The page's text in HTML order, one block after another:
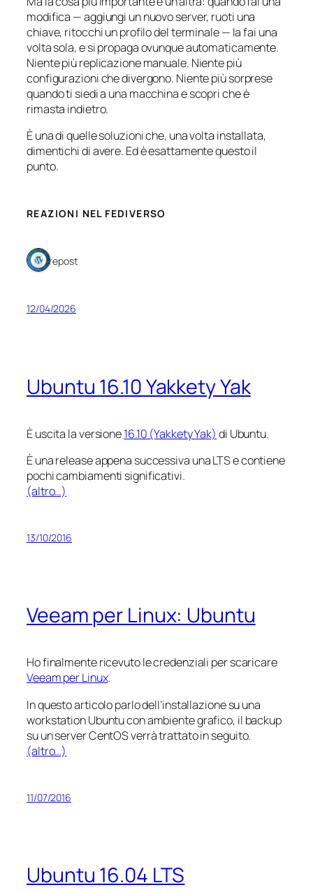
modifica — aggiungi un nuovo server, ruoti una
chiave, ritocchi un profilo del terminale — la fai una
volta sola, e si propaga ovunque automaticamente.
Niente più replicazione manuale. Niente più
configurazioni che divergono. Niente più sorprese
quando ti siedi a una macchina e scopri che è
rimasta indietro.
È una di quelle soluzioni che, una volta installata,
dimentichi di avere. Ed è esattamente questo il
punto.
REAZIONI NEL FEDIVERSO
1 repost
12/04/2026
Ubuntu 16.10 Yakkety Yak
È uscita la versione16.10 (Yakkety Yak) di Ubuntu.
È una release appena successiva una LTS e contiene
pochi cambiamenti significativi.
(altro…)
13/10/2016
Veeam per Linux: Ubuntu
Ho finalmente ricevuto le credenziali per scaricare
Veeam per Linux.
In questo articolo parlo dell’installazione su una
workstation Ubuntu con ambiente grafico, il backup
su un server CentOS verrà trattato in seguito.
(altro…)
11/07/2016
Ubuntu 16.04 LTS